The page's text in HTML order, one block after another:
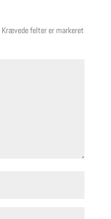
Krævede felter er markeret